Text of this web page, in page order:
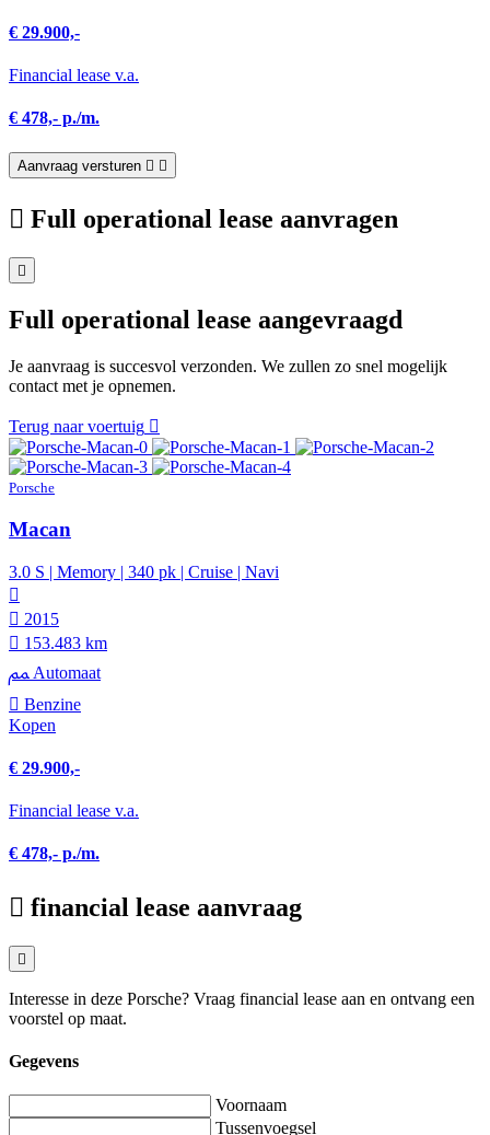
€ 29.900,-
Financial lease v.a.
€ 478,- p./m.
Aanvraag versturen
Full operational lease aanvragen
Full operational lease aangevraagd
Je aanvraag is succesvol verzonden. We zullen zo snel mogelijk
contact met je opnemen.
Terug naar voertuig
Porsche
Macan
3.0 S | Memory | 340 pk | Cruise | Navi
2015
153.483 km
Automaat
Benzine
Kopen
€ 29.900,-
Financial lease v.a.
€ 478,- p./m.
financial lease aanvraag
Interesse in deze Porsche? Vraag financial lease aan en ontvang een
voorstel op maat.
Gegevens
Voornaam
Tussenvoegsel